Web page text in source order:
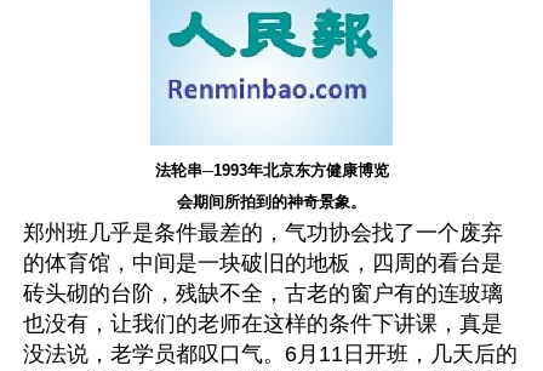
法轮串─1993年北京东方健康博览
会期间所拍到的神奇景象。
郑州班几乎是条件最差的，气功协会找了一个废弃
的体育馆，中间是一块破旧的地板，四周的看台是
砖头砌的台阶，残缺不全，古老的窗户有的连玻璃
也没有，让我们的老师在这样的条件下讲课，真是
没法说，老学员都叹口气。6月11日开班，几天后的